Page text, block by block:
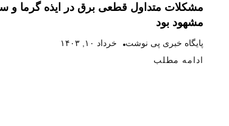
مشکلات متداول قطعی برق در ایذه گرما و
مشهود بود
پایگاه خبری پی نوشت خرداد ۱۰, ۱۴۰۳
ادامه مطلب